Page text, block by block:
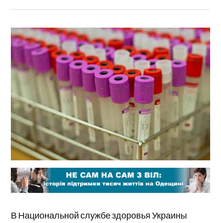
В Национальной службе здоровья Украины